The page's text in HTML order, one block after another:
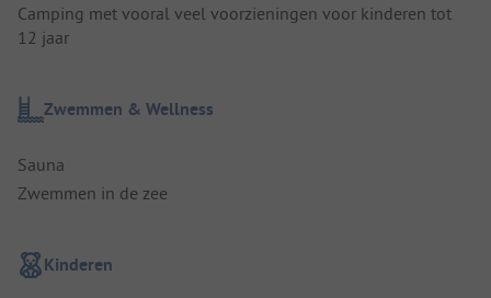
Camping met vooral veel voorzieningen voor kinderen tot
12 jaar
Zwemmen & Wellness
Sauna
Zwemmen in de zee
Kinderen